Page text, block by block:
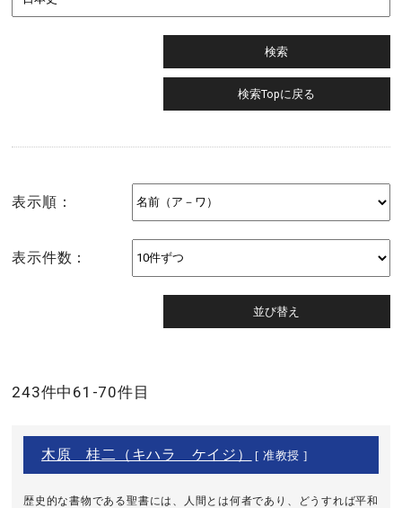
表示順：
表示件数：
243件中61-70件目
木原 桂二（キハラ ケイジ） [ 准教授 ]
歴史的な書物である聖書には、人間とは何者であり、どうすれば平和